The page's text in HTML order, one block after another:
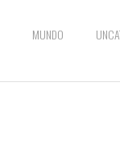
MUNDO